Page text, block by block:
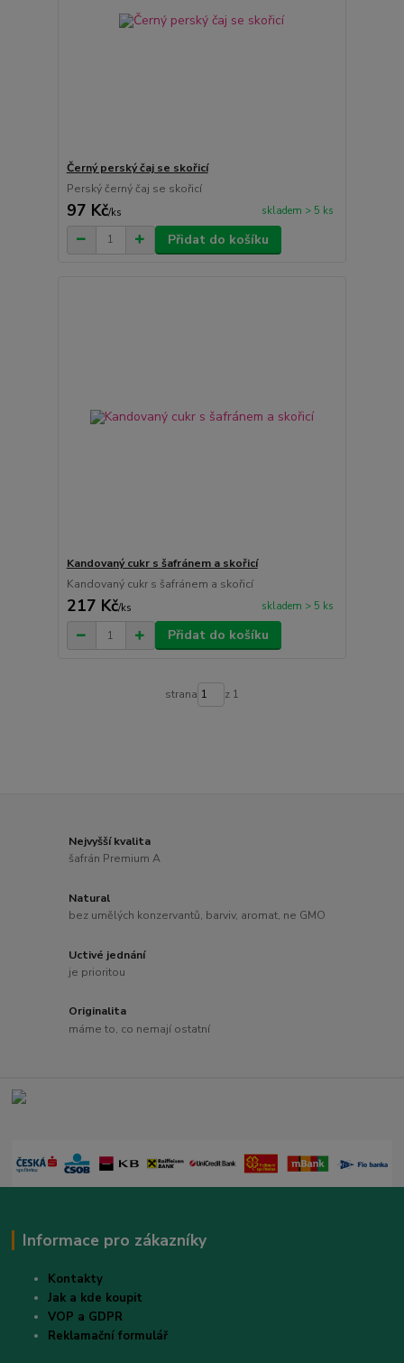
Černý perský čaj se skořicí
Perský černý čaj se skořicí
97 Kč/ks skladem > 5 ks
Přidat do košíku
Kandovaný cukr s šafránem a skořicí
Kandovaný cukr s šafránem a skořicí
217 Kč/ks skladem > 5 ks
Přidat do košíku
strana z 1
Nejvyšší kvalita
šafrán Premium A
Natural
bez umělých konzervantů, barviv, aromat, ne GMO
Uctivé jednání
je prioritou
Originalita
máme to, co nemají ostatní
Informace pro zákazníky
Kontakty
Jak a kde koupit
VOP a GDPR
Reklamační formulář